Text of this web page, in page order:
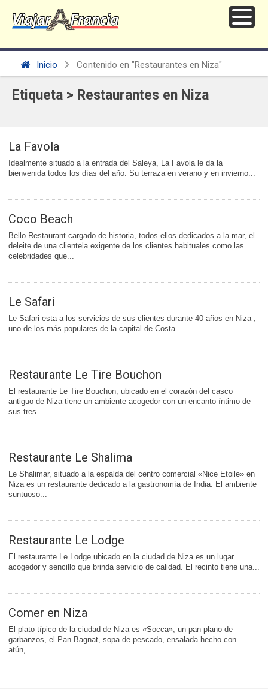
Inicio Contenido en "Restaurantes en Niza"
Etiqueta > Restaurantes en Niza
La Favola
Idealmente situado a la entrada del Saleya, La Favola le da la
bienvenida todos los días del año. Su terraza en verano y en invierno...
Coco Beach
Bello Restaurant cargado de historia, todos ellos dedicados a la mar, el
deleite de una clientela exigente de los clientes habituales como las
celebridades que...
Le Safari
Le Safari esta a los servicios de sus clientes durante 40 años en Niza ,
uno de los más populares de la capital de Costa...
Restaurante Le Tire Bouchon
El restaurante Le Tire Bouchon, ubicado en el corazón del casco
antiguo de Niza tiene un ambiente acogedor con un encanto íntimo de
sus tres...
Restaurante Le Shalima
Le Shalimar, situado a la espalda del centro comercial «Nice Etoile» en
Niza es un restaurante dedicado a la gastronomía de India. El ambiente
suntuoso...
Restaurante Le Lodge
El restaurante Le Lodge ubicado en la ciudad de Niza es un lugar
acogedor y sencillo que brinda servicio de calidad. El recinto tiene una...
Comer en Niza
El plato típico de la ciudad de Niza es «Socca», un pan plano de
garbanzos, el Pan Bagnat, sopa de pescado, ensalada hecho con
atún,...